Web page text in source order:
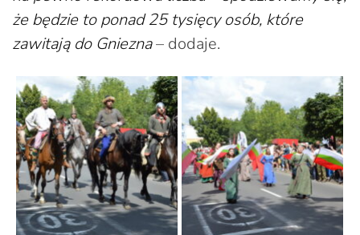
że będzie to ponad 25 tysięcy osób, które
zawitają do Gniezna– dodaje.